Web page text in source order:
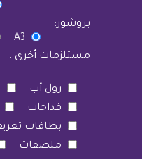
بروشور:
A3
مستلزمات أخرى :
رول أب
قداحات
بطاقات
ملصقات